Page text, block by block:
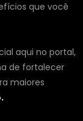
que você
aqui no portal,
de fortalecer
maiores